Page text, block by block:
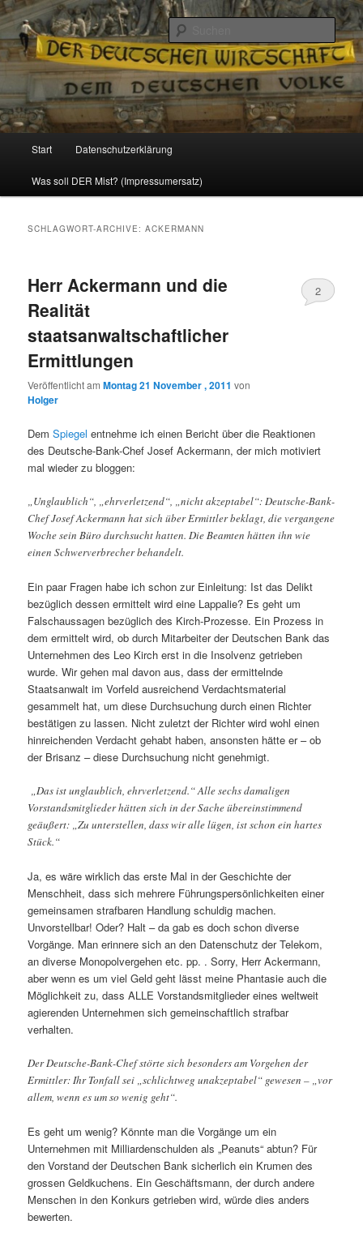
Reizzentrum
Politik, Wirtschaft, Soziales und Gesellschaft
Zum
Inhalt
Zum
sekundären
Start Datenschutzerklärung
Was soll DER Mist? (Impressumersatz)
SCHLAGWORT-ARCHIVE:ACKERMANN
Herr Ackermann und die
Realität
staatsanwaltschaftlicher
Ermittlungen
Veröffentlicht amMontag 21 November , 2011 von
Holger
2
DemSpiegel entnehme ich einen Bericht über die Reaktionen
des Deutsche-Bank-Chef Josef Ackermann, der mich motiviert
mal wieder zu bloggen:
„Unglaublich“, „ehrverletzend“, „nicht akzeptabel“: Deutsche-Bank-
Chef Josef Ackermann hat sich über Ermittler beklagt, die vergangene
Woche sein Büro durchsucht hatten. Die Beamten hätten ihn wie
einen Schwerverbrecher behandelt.
Ein paar Fragen habe ich schon zur Einleitung: Ist das Delikt
bezüglich dessen ermittelt wird eine Lappalie? Es geht um
Falschaussagen bezüglich des Kirch-Prozesse. Ein Prozess in
dem ermittelt wird, ob durch Mitarbeiter der Deutschen Bank das
Unternehmen des Leo Kirch erst in die Insolvenz getrieben
wurde. Wir gehen mal davon aus, dass der ermittelnde
Staatsanwalt im Vorfeld ausreichend Verdachtsmaterial
gesammelt hat, um diese Durchsuchung durch einen Richter
bestätigen zu lassen. Nicht zuletzt der Richter wird wohl einen
hinreichenden Verdacht gehabt haben, ansonsten hätte er – ob
der Brisanz – diese Durchsuchung nicht genehmigt.
„Das ist unglaublich, ehrverletzend.“ Alle sechs damaligen
Vorstandsmitglieder hätten sich in der Sache übereinstimmend
geäußert: „Zu unterstellen, dass wir alle lügen, ist schon ein hartes
Stück.“
Ja, es wäre wirklich das erste Mal in der Geschichte der
Menschheit, dass sich mehrere Führungspersönlichkeiten einer
gemeinsamen strafbaren Handlung schuldig machen.
Unvorstellbar! Oder? Halt – da gab es doch schon diverse
Vorgänge. Man erinnere sich an den Datenschutz der Telekom,
an diverse Monopolvergehen etc. pp. . Sorry, Herr Ackermann,
aber wenn es um viel Geld geht lässt meine Phantasie auch die
Möglichkeit zu, dass ALLE Vorstandsmitglieder eines weltweit
agierenden Unternehmen sich gemeinschaftlich strafbar
verhalten.
Der Deutsche-Bank-Chef störte sich besonders am Vorgehen der
Ermittler: Ihr Tonfall sei „schlichtweg unakzeptabel“ gewesen – „vor
allem, wenn es um so wenig geht“.
Es geht um wenig? Könnte man die Vorgänge um ein
Unternehmen mit Milliardenschulden als „Peanuts“ abtun? Für
den Vorstand der Deutschen Bank sicherlich ein Krumen des
grossen Geldkuchens. Ein Geschäftsmann, der durch andere
Menschen in den Konkurs getrieben wird, würde dies anders
bewerten.